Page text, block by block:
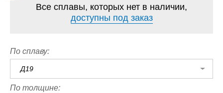
Все сплавы, которых нет в наличии,
доступны под заказ
По сплаву:
Д19
По толщине: